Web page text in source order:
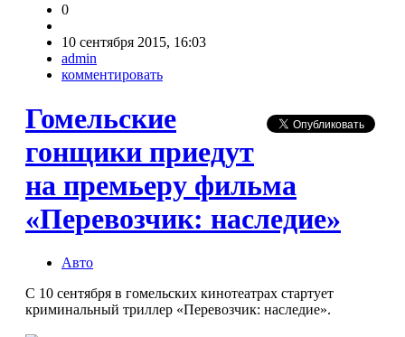
0
10 сентября 2015, 16:03
admin
комментировать
Гомельские
гонщики приедут
на премьеру фильма
«Перевозчик: наследие»
Авто
С 10 сентября в гомельских кинотеатрах стартует
криминальный триллер «Перевозчик: наследие».